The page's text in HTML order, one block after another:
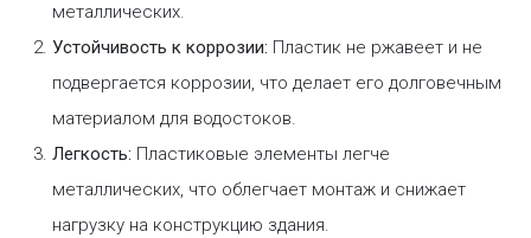
металлических.
Устойчивость к коррозии: Пластик не ржавеет и не
подвергается коррозии, что делает его долговечным
материалом для водостоков.
Легкость: Пластиковые элементы легче
металлических, что облегчает монтаж и снижает
нагрузку на конструкцию здания.